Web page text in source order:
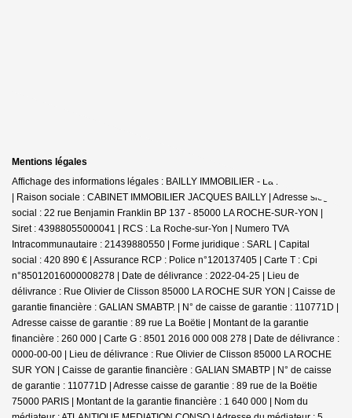
Mentions légales
Affichage des informations légales : BAILLY IMMOBILIER - La Roche-sur-Yon
| Raison sociale : CABINET IMMOBILIER JACQUES BAILLY | Adresse siège
social : 22 rue Benjamin Franklin BP 137 - 85000 LA ROCHE-SUR-YON |
Siret : 43988055000041 | RCS : La Roche-sur-Yon | Numero TVA
Intracommunautaire : 21439880550 | Forme juridique : SARL | Capital
social : 420 890 € | Assurance RCP : Police n°120137405 | Carte T : Cpi
n°85012016000008278 | Date de délivrance : 2022-04-25 | Lieu de
délivrance : Rue Olivier de Clisson 85000 LA ROCHE SUR YON | Caisse de
garantie financière : GALIAN SMABTP. | N° de caisse de garantie : 110771D |
Adresse caisse de garantie : 89 rue La Boëtie | Montant de la garantie
financière : 260 000 | Carte G : 8501 2016 000 008 278 | Date de délivrance :
0000-00-00 | Lieu de délivrance : Rue Olivier de Clisson 85000 LA ROCHE
SUR YON | Caisse de garantie financière : GALIAN SMABTP | N° de caisse
de garantie : 110771D | Adresse caisse de garantie : 89 rue de la Boëtie
75000 PARIS | Montant de la garantie financière : 1 640 000 | Nom du